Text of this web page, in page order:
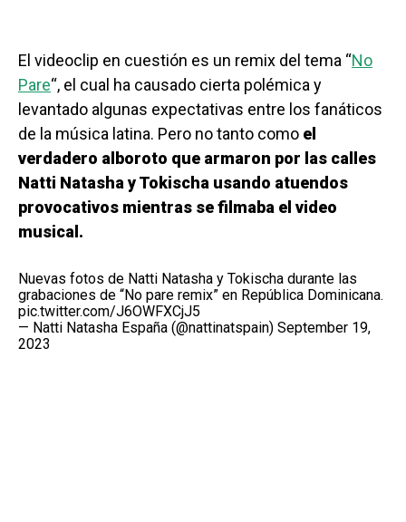
El videoclip en cuestión es un remix del tema “No
Pare“, el cual ha causado cierta polémica y
levantado algunas expectativas entre los fanáticos
de la música latina. Pero no tanto como el
verdadero alboroto que armaron por las calles
Natti Natasha y Tokischa usando atuendos
provocativos mientras se filmaba el video
musical.
Nuevas fotos de Natti Natasha y Tokischa durante las
grabaciones de “No pare remix” en República Dominicana.
pic.twitter.com/J6OWFXCjJ5
— Natti Natasha España (@nattinatspain) September 19,
2023